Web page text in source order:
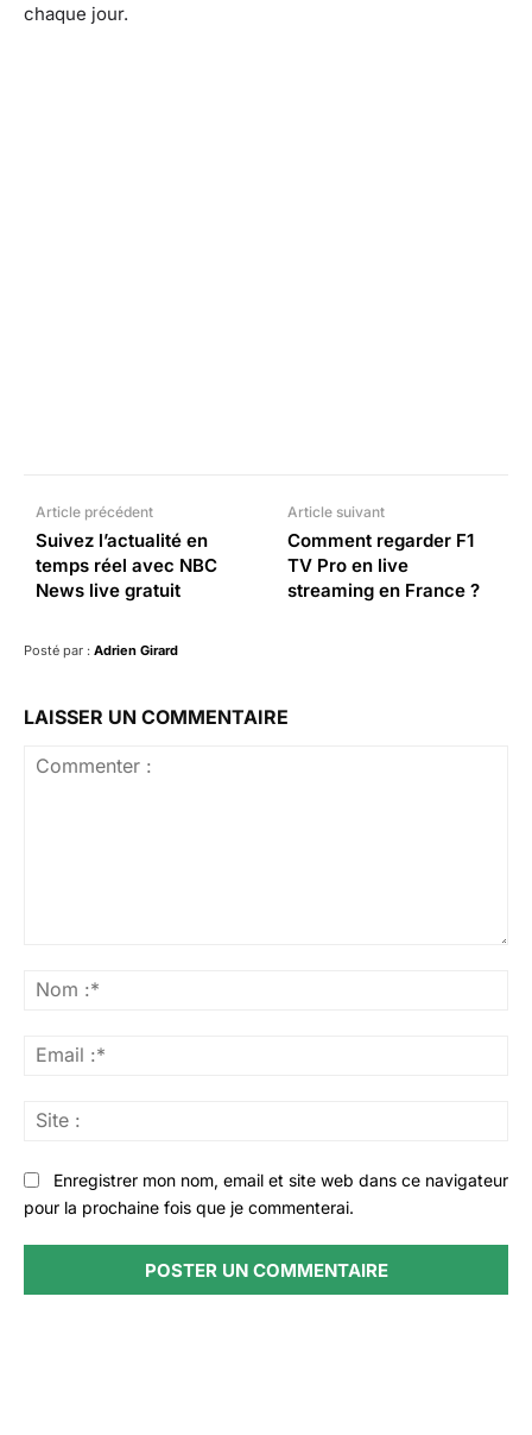
chaque jour.
Article précédent
Suivez l’actualité en
temps réel avec NBC
News live gratuit
Article suivant
Comment regarder F1
TV Pro en live
streaming en France ?
Posté par : Adrien Girard
LAISSER UN COMMENTAIRE
Enregistrer mon nom, email et site web dans ce navigateur
pour la prochaine fois que je commenterai.